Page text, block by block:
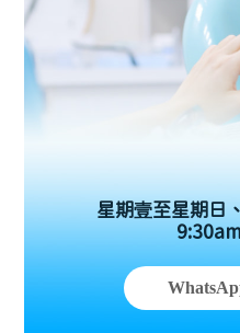
星期壹至星期日